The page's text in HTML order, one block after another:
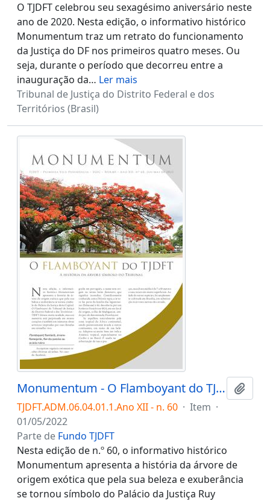
O TJDFT celebrou seu sexagésimo aniversário neste
ano de 2020. Nesta edição, o informativo histórico
Monumentum traz um retrato do funcionamento
da Justiça do DF nos primeiros quatro meses. Ou
seja, durante o período que decorreu entre a
inauguração da… Ler mais
Tribunal de Justiça do Distrito Federal e dos
Territórios (Brasil)
Monumentum - O Flamboyant do TJDFT: a história da árvore símbolo do Tribunal
TJDFT.ADM.06.04.01.1.Ano XII - n. 60 · Item ·
01/05/2022
Parte de Fundo TJDFT
Nesta edição de n.º 60, o informativo histórico
Monumentum apresenta a história da árvore de
origem exótica que pela sua beleza e exuberância
se tornou símbolo do Palácio da Justiça Ruy